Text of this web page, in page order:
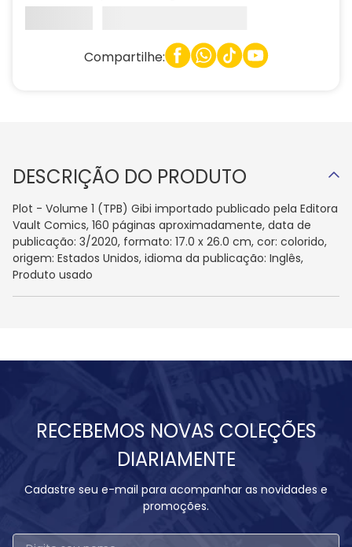
Compartilhe:
DESCRIÇÃO DO PRODUTO
Plot - Volume 1 (TPB) Gibi importado publicado pela Editora
Vault Comics, 160 páginas aproximadamente, data de
publicação: 3/2020, formato: 17.0 x 26.0 cm, cor: colorido,
origem: Estados Unidos, idioma da publicação: Inglês,
Produto usado
RECEBEMOS NOVAS COLEÇÕES
DIARIAMENTE
Cadastre seu e-mail para acompanhar as novidades e
promoções.